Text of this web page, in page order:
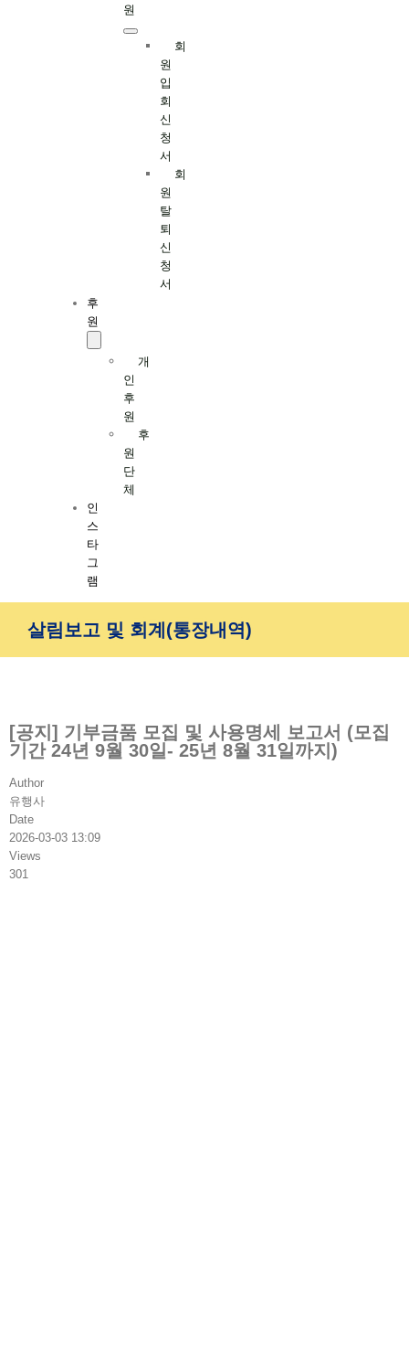
원
회
원
입
회
신
청
서
회
원
탈
퇴
신
청
서
후
원
개
인
후
원
후
원
단
체
인
스
타
그
램
살림보고 및 회계(통장내역)
[공지] 기부금품 모집 및 사용명세 보고서 (모집
기간 24년 9월 30일- 25년 8월 31일까지)
Author
유행사
Date
2026-03-03 13:09
Views
301